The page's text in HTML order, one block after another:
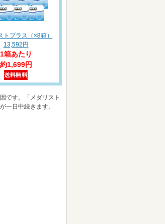
トプラス（×8箱）
13,592円
1箱あたり
約1,699円
です。「メダリスト
一日中続きます。